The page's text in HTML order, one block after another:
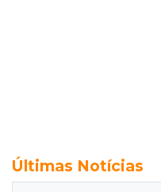
Últimas Notícias